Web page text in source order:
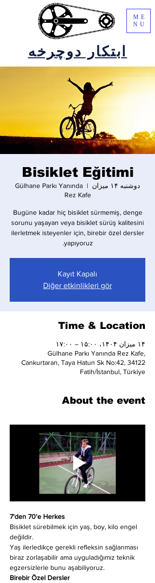
ابتکار دوچرخه
ME
NU
Bisiklet Eğitimi
دوشنبه ۱۴ میزان
  |
Gülhane Parkı Yanında
Rez Kafe
Bugüne kadar hiç bisiklet sürmemiş, denge
sorunu yaşayan veya bisiklet sürüş kalitesini
ilerletmek isteyenler için, birebir özel dersler
yapıyoruz.
Kayıt Kapalı
Diğer etkinlikleri gör
Time & Location
۱۴ میزان ۱۴۰۴، ۱۵:۰۰ – ۱۷:۰۰
Gülhane Parkı Yanında Rez Kafe,
Cankurtaran, Taya Hatun Sk No:42, 34122
Fatih/İstanbul, Türkiye
About the event
7'den 70'e Herkes
Bisiklet sürebilmek için yaş, boy, kilo engel
değildir.
Yaş ilerledikçe gerekli refleksin sağlanması
biraz zorlaşabilir ama uyguladığımız teknik
egzersizlerle bunu aşabiliyoruz.
Birebir Özel Dersler